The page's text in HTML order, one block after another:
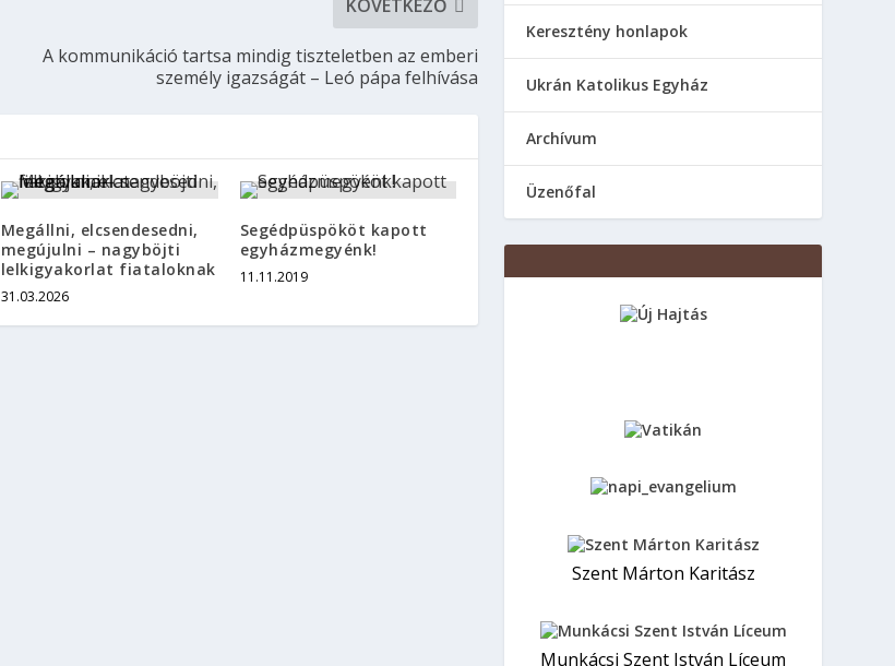
KÖVETKEZŐ
A kommunikáció tartsa mindig tiszteletben az emberi
személy igazságát – Leó pápa felhívása
Megállni, elcsendesedni,
megújulni – nagyböjti
lelkigyakorlat fiataloknak
31.03.2026
Segédpüspököt kapott
egyházmegyénk!
11.11.2019
Keresztény honlapok
Ukrán Katolikus Egyház
Аrchívum
Üzenőfal
Szent Márton Karitász
Munkácsi Szent István Líceum